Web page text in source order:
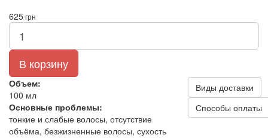
625грн
В корзину
Объем:
100 мл
Основные проблемы:
тонкие и слабые волосы, отсутствие
объёма, безжизненные волосы, сухость
Виды доставки
Способы оплаты